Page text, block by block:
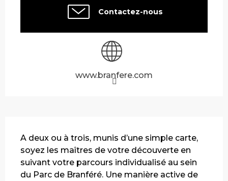
Contactez-nous
www.branfere.com
A deux ou à trois, munis d’une simple carte,
soyez les maîtres de votre découverte en
suivant votre parcours individualisé au sein
du Parc de Branféré. Une manière active de